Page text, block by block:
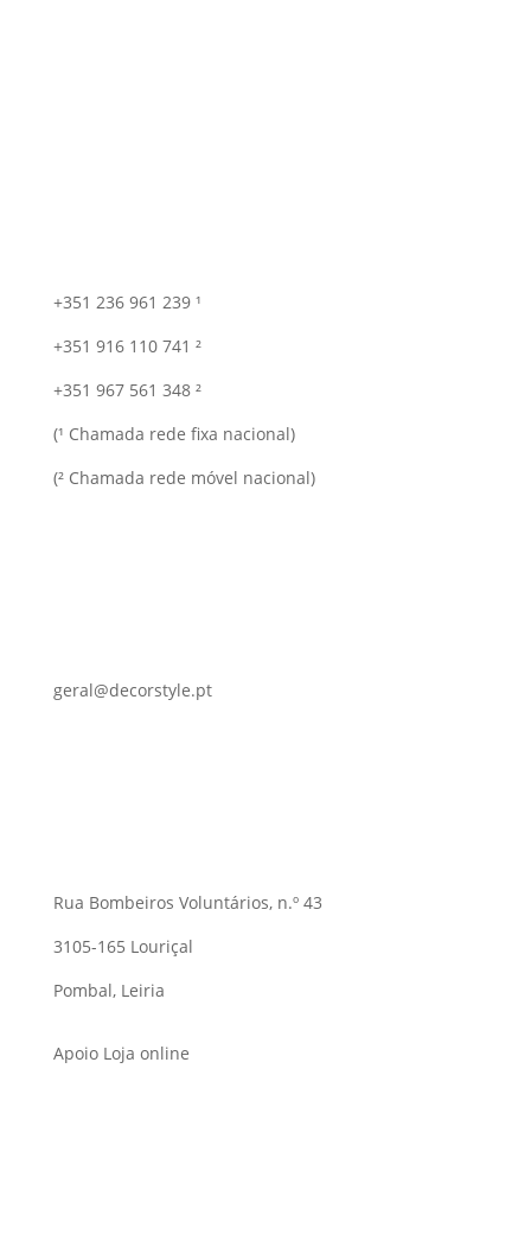
+351 236 961 239 ¹
+351 916 110 741 ²
+351 967 561 348 ²
(¹ Chamada rede fixa nacional)
(² Chamada rede móvel nacional)
geral@decorstyle.pt
Rua Bombeiros Voluntários, n.º 43
3105-165 Louriçal
Pombal, Leiria
Apoio Loja online